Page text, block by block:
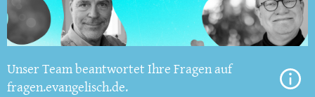
Unser Team beantwortet Ihre Fragen auf
fragen.evangelisch.de.